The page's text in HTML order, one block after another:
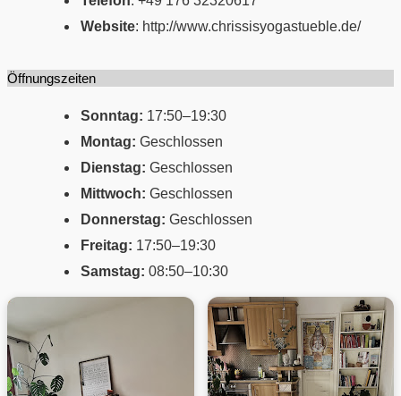
Website: http://www.chrissisyogastueble.de/
Öffnungszeiten
Sonntag: 17:50–19:30
Montag: Geschlossen
Dienstag: Geschlossen
Mittwoch: Geschlossen
Donnerstag: Geschlossen
Freitag: 17:50–19:30
Samstag: 08:50–10:30